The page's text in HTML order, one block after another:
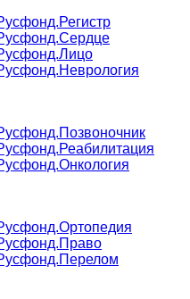
Регистр
Сердце
Лицо
Неврология
Позвоночник
Реабилитация
Онкология
Ортопедия
Право
Перелом